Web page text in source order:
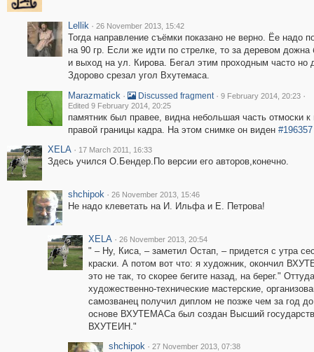
Lellik · 26 November 2013, 15:42
Тогда направление съёмки показано не верно. Ёе надо
на 90 гр. Если же идти по стрелке, то за деревом дожна
и выход на ул. Кирова. Бегал этим проходным часто но
Здорово срезал угол Вхутемаса.
Marazmatick · Discussed fragment · 9 February 2014, 20:23 ·
Edited 9 February 2014, 20:25
памятник был правее, видна небольшая часть отмоски к
правой границы кадра. На этом снимке он виден #196357
XELA · 17 March 2011, 16:33
Здесь учился О.Бендер.По версии его авторов,конечно.
shchipok · 26 November 2013, 15:46
Не надо клеветать на И. Ильфа и Е. Петрова!
XELA · 26 November 2013, 20:54
" – Ну, Киса, – заметил Остап, – придется с утра
краски. А потом вот что: я художник, окончил
это не так, то скорее бегите назад, на берег."
художественно-технические мастерские,
самозванец получил диплом не позже чем за год
основе ВХУТЕМАСа был создан Высший
ВХУТЕИН."
shchipok · 27 November 2013, 07:38